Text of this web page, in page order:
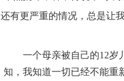
还有更严重的情况，总是让
一个母亲被自己的12岁
知，我知道一切已经不能重